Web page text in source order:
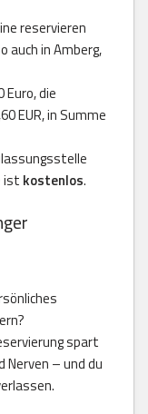
reservieren
auch in Amberg,
die
EUR, in Summe
ist kostenlos.
spart
Nerven – und du